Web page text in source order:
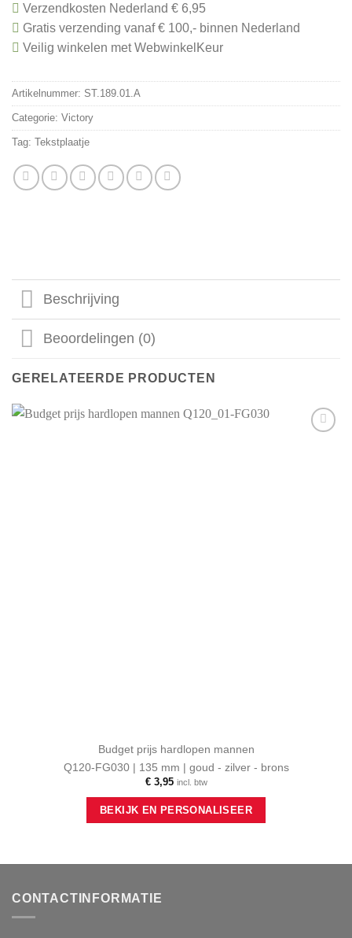
Verzendkosten Nederland € 6,95
Gratis verzending vanaf € 100,- binnen Nederland
Veilig winkelen met WebwinkelKeur
Artikelnummer: ST.189.01.A
Categorie: Victory
Tag: Tekstplaatje
Beschrijving
Beoordelingen (0)
GERELATEERDE PRODUCTEN
Budget prijs hardlopen mannen
Q120-FG030 | 135 mm | goud - zilver - brons
€3,95 incl. btw
BEKIJK EN PERSONALISEER
CONTACTINFORMATIE